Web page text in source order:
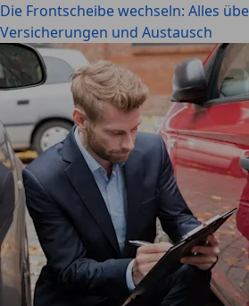
Die Frontscheibe wechseln: Alles
Versicherungen und Austausch